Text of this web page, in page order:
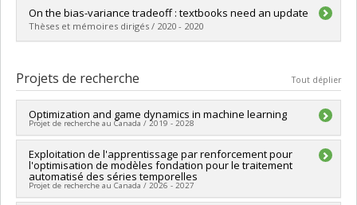
Diplômé(e) :Piché-Taillefer, Rémi
Cycle : Maîtrise
Diplôme obtenu :M. Sc.
On the bias-variance tradeoff : textbooks need an update
Thèses et mémoires dirigés / 2020 - 2020
Cycle : Maîtrise
Diplôme obtenu :M. Sc.
Lien vers le document dans Papyrus
Projets de recherche Tout déplier
Optimization and game dynamics in machine learning
Projet de recherche au Canada / 2019 - 2028
Chercheur principal :Ioannis Mitliagkas
Sources de financement : CRSNG/Conseil de recherches en
sciences naturelles et génie du Canada (CRSNG)
Programmes de subvention :PVX20965-(RGP) Programme de
Exploitation de l'apprentissage par renforcement pour
l'optimisation de modèles fondation pour le traitement
automatisé des séries temporelles
Projet de recherche au Canada / 2026 - 2027